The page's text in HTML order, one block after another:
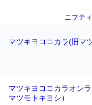
ニフテ
マツキヨココカラ(旧マ
マツキヨココカラオン
マツモトキヨシ）